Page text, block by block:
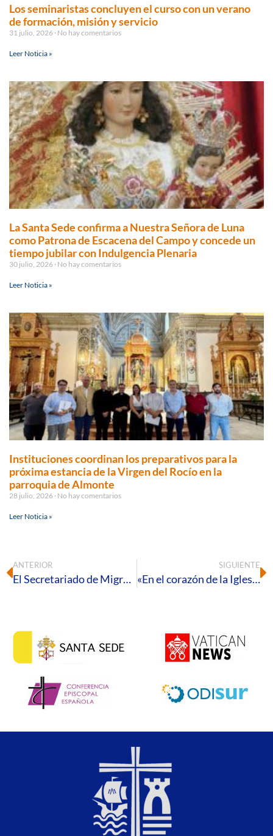
Los seminaristas concluyen el curso con un verano
de formación, misión y servicio
31 julio, 2026 No hay comentarios
Leer Noticia »
La Santa Sede confirma a Nuestra Señora de Luna
como Patrona de Escacena del Campo y concede un
tiempo jubilar con Indulgencia Plenaria
30 julio, 2026 No hay comentarios
Leer Noticia »
Instituciones coordinan los preparativos para la
próxima estancia de la Virgen del Rocío en la
parroquia de Almonte
28 julio, 2026 No hay comentarios
Leer Noticia »
ANTERIOR
El Secretariado de Migraciones convoca un nuevo Círculo de Silencio bajo el lema “Asentamientos. Una realidad preocupante”
SIGUIENTE
«En el corazón de la Iglesia, que es mi madre, yo seré el amor»